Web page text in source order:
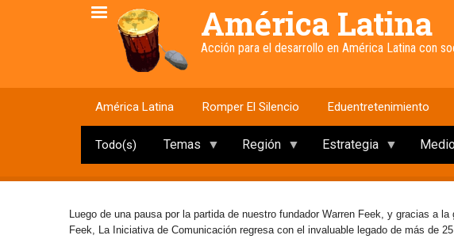
América Latina
Acción para el desarrollo en América Latina con
América Latina Romper El Silencio Eduentretenimiento
Todo(s) Temas Región Estrategia
Luego de una pausa por la partida de nuestro fundador Warren Feek, y gracias a
Feek, La Iniciativa de Comunicación regresa con el invaluable legado de más de